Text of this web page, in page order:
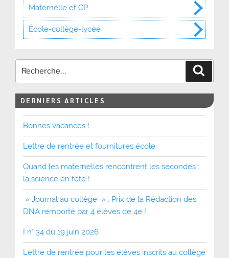
Maternelle et CP
École-collège-lycée
DERNIERS ARTICLES
Bonnes vacances !
Lettre de rentrée et fournitures école
Quand les maternelles rencontrent les secondes :
la science en fête !
» Journal au collège » : Prix de la Rédaction des
DNA remporté par 4 élèves de 4e !
I n° 34 du 19 juin 2026
Lettre de rentrée pour les élèves inscrits au collège